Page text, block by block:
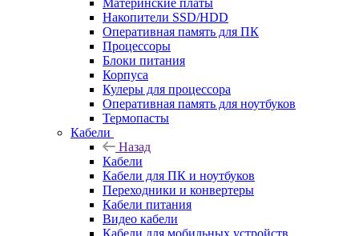
Материнские платы
Накопители SSD/HDD
Оперативная память для ПК
Процессоры
Блоки питания
Корпуса
Кулеры для процессора
Оперативная память для ноутбуков
Термопасты
Кабели
Назад
Кабели
Кабели для ПК и ноутбуков
Переходники и конвертеры
Кабели питания
Видео кабели
Кабели для мобильных устройств